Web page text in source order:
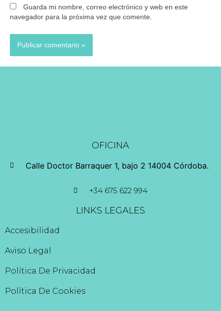
Guarda mi nombre, correo electrónico y web en este
navegador para la próxima vez que comente.
OFICINA
Calle Doctor Barraquer 1, bajo 2 14004 Córdoba.
+34 675 622 994
LINKS LEGALES
Accesibilidad
Aviso Legal
Política De Privacidad
Política De Cookies